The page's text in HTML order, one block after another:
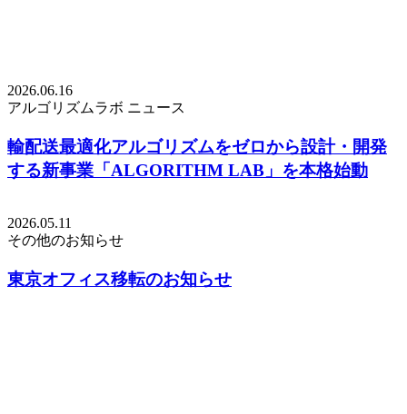
2026.06.16
アルゴリズムラボ ニュース
輸配送最適化アルゴリズムをゼロから設計・開発
する新事業「ALGORITHM LAB」を本格始動
2026.05.11
その他のお知らせ
東京オフィス移転のお知らせ